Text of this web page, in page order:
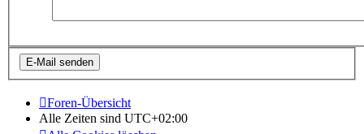
Foren-Übersicht
Alle Zeiten sind UTC+02:00